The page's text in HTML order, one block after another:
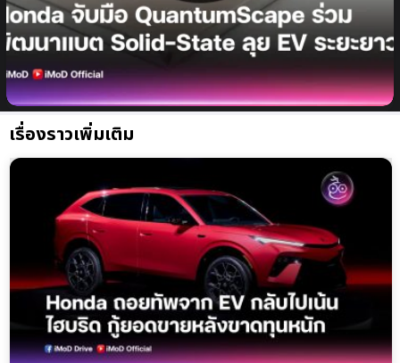
Honda จับมือ QuantumScape ร่วมพัฒนาแบตเตอรี่
Solid-state เดินหน้าลุยตลาด EV ระยะยาว
เรื่องราวเพิ่มเติม